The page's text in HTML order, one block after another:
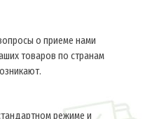
о приеме нами
товаров по странам
режиме и